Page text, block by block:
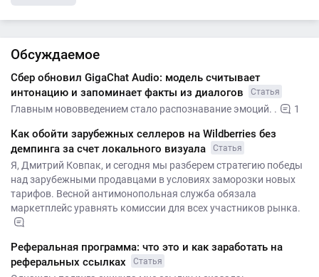
Обсуждаемое
Сбер обновил GigaChat Audio: модель считывает
интонацию и запоминает факты из диалогов
Статья
Главным нововведением стало распознавание эмоций. . 1
Как обойти зарубежных селлеров на Wildberries без
демпинга за счет локального визуала
Статья
Я, Дмитрий Ковпак, и сегодня мы разберем стратегию победы
над зарубежными продавцами в условиях заморозки новых
тарифов. Весной антимонопольная служба обязала
маркетплейс уравнять комиссии для всех участников рынка.
Реферальная программа: что это и как заработать на
реферальных ссылках
Статья